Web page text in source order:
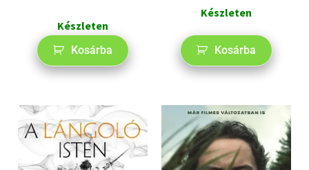
Készleten
Kosárba
Készleten
Kosárba